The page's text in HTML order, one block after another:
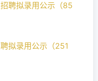
聘拟录用公示（85
拟录用公示（251